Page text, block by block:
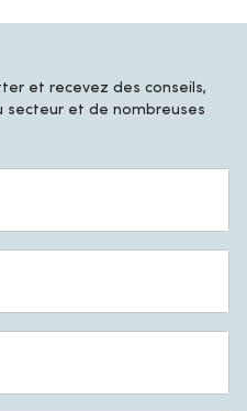
et recevez des conseils,
secteur et de nombreuses